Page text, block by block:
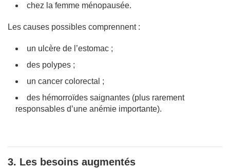
chez la femme ménopausée.
Les causes possibles comprennent :
un ulcère de l’estomac ;
des polypes ;
un cancer colorectal ;
des hémorroïdes saignantes (plus rarement
responsables d’une anémie importante).
3. Les besoins augmentés